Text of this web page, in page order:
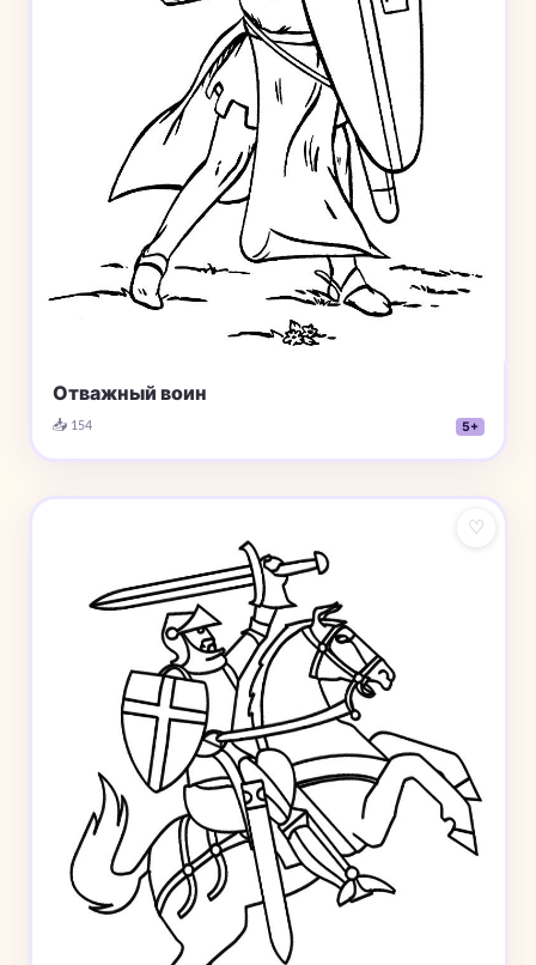
Отважный воин
📥 154 5+
♡